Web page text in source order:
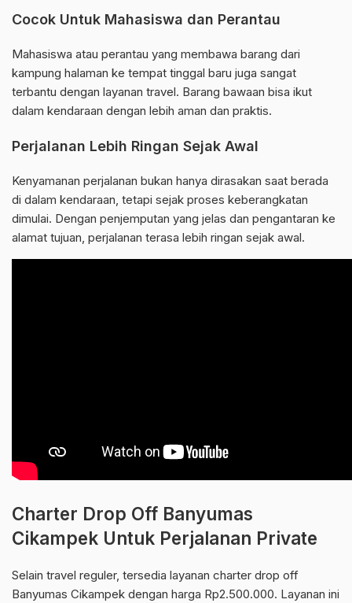
Cocok Untuk Mahasiswa dan Perantau
Mahasiswa atau perantau yang membawa barang dari
kampung halaman ke tempat tinggal baru juga sangat
terbantu dengan layanan travel. Barang bawaan bisa ikut
dalam kendaraan dengan lebih aman dan praktis.
Perjalanan Lebih Ringan Sejak Awal
Kenyamanan perjalanan bukan hanya dirasakan saat berada
di dalam kendaraan, tetapi sejak proses keberangkatan
dimulai. Dengan penjemputan yang jelas dan pengantaran ke
alamat tujuan, perjalanan terasa lebih ringan sejak awal.
Charter Drop Off Banyumas
Cikampek Untuk Perjalanan Private
Selain travel reguler, tersedia layanan charter drop off
Banyumas Cikampek dengan harga Rp2.500.000. Layanan ini